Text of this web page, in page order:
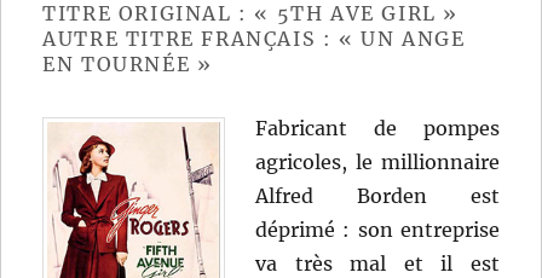
TITRE ORIGINAL : « 5TH AVE GIRL »
AUTRE TITRE FRANÇAIS : « UN ANGE
EN TOURNÉE »
Fabricant de pompes
agricoles, le millionnaire
Alfred Borden est
déprimé : son entreprise
va très mal et il est